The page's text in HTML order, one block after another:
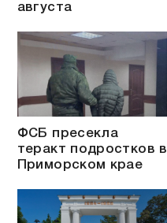
августа
ФСБ пресекла
теракт подростков в
Приморском крае